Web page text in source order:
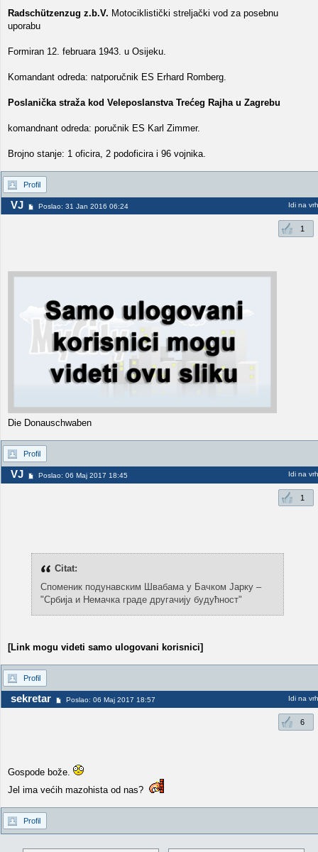
Radschützenzug z.b.V. Motociklistički streljački vod za posebnu
uporabu
Formiran 12. februara 1943. u Osijeku.
Komandant odreda: natporučnik ES Erhard Romberg.
Poslanička straža kod Veleposlanstva Trećeg Rajha u Zagrebu
komandnant odreda: poručnik ES Karl Zimmer.
Brojno stanje: 1 oficira, 2 podoficira i 96 vojnika.
Profil
VJ Poslao: 31 Jan 2016 06:24 Idi na vrh
1
Die Donauschwaben
Profil
VJ Poslao: 06 Maj 2017 18:45 Idi na vrh
1
Citat:
Споменик подунавским Швабама у Бачком Јарку –
"Србија и Немачка граде другачију будућност"
[Link mogu videti samo ulogovani korisnici]
Profil
sekretar Poslao: 06 Maj 2017 18:57 Idi na vrh
6
Gospode bože.
Jel ima većih mazohista od nas?
Profil